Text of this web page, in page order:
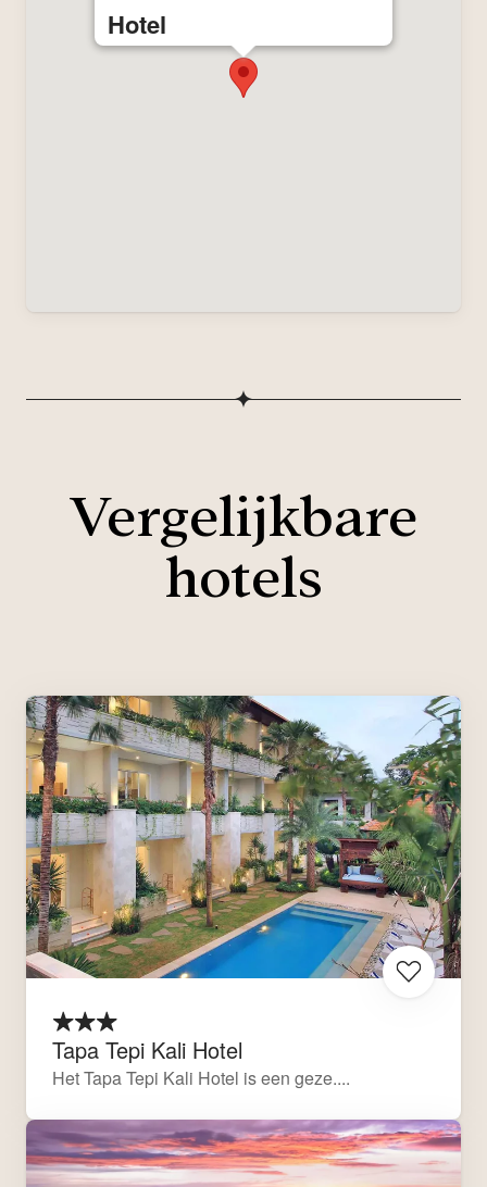
Hotel
Vergelijkbare
hotels
Tapa Tepi Kali Hotel
Het Tapa Tepi Kali Hotel is een geze....